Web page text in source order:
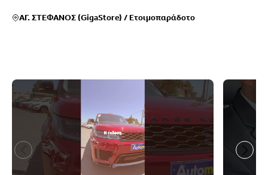
ΑΓ. ΣΤΕΦΑΝΟΣ (GigaStore) /Ετοιμοπαράδοτο